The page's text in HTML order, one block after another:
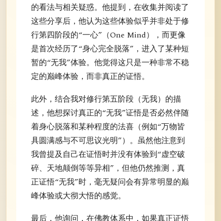
的看法与相关疑惑。他提到，在收集并阅读了
这些分享后，他认为这些体验似乎并非处于修
行第四阶段的“一心”（One Mind），而更像
是首次经历了“身心完全脱落”，进入了某种短
暂的“无我”体验。他觉得这只是一种非常不稳
定的巅峰体验，而非真正的证悟。
此外，结合我对修行第五阶段（无我）的描
述，他想探讨真正的“无我”证悟是否必然伴随
着身心脱落和某种程度的法喜（例如“万物皆
具圆满感与不可思议光明”）。虽然他注意到
我曾提及自己在证悟时并没有体验到“虚空破
碎、天地颠倒等等异相”，但他仍然推测，真
正证悟“无我”时，毫无疑问会有异常明显的巅
峰体验或大彻大悟的感觉。